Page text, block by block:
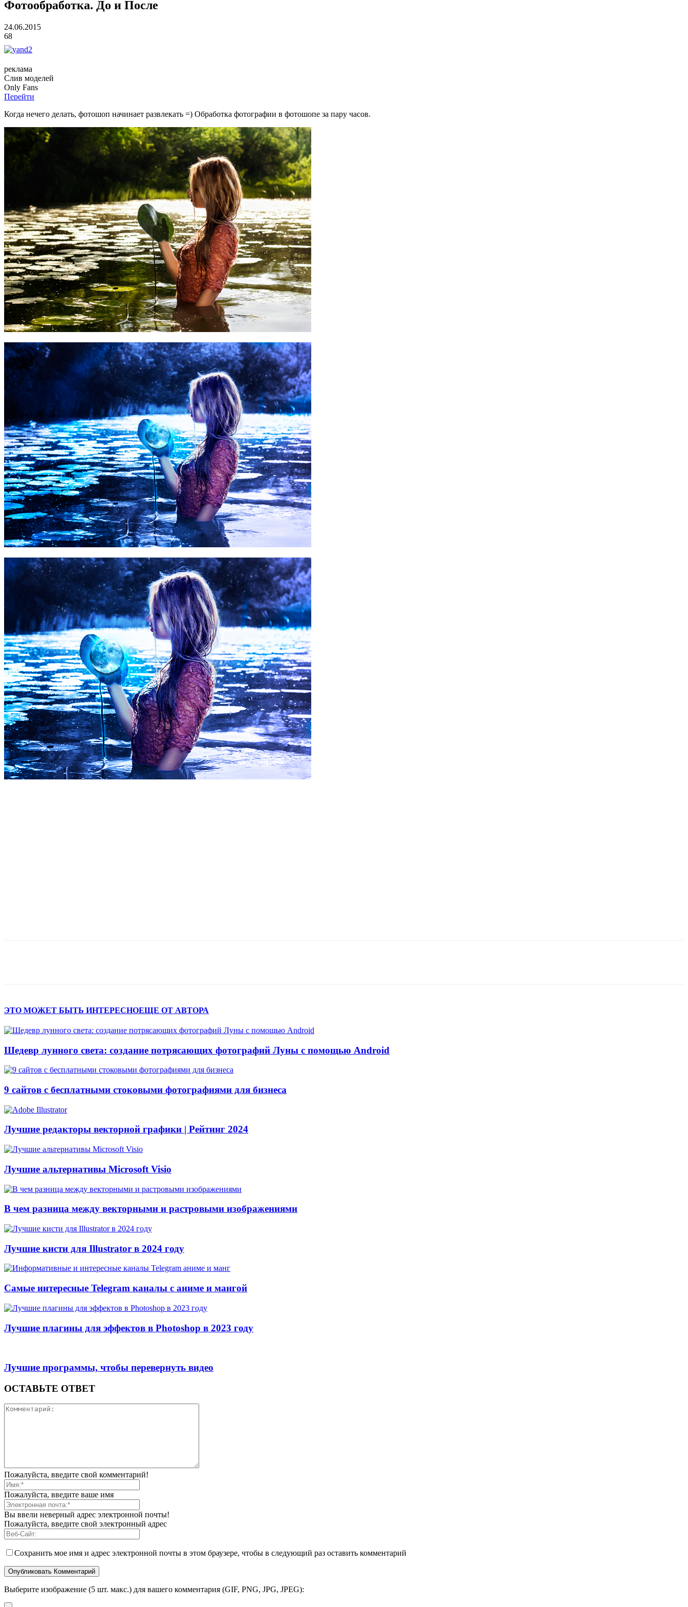
Фотообработка. До и После
24.06.2015
68
реклама
Слив моделей
Only Fans
Перейти
Когда нечего делать, фотошоп начинает развлекать =) Обработка фотографии в фотошопе за пару часов.
ЭТО МОЖЕТ БЫТЬ ИНТЕРЕСНОЕЩЕ ОТ АВТОРА
Шедевр лунного света: создание потрясающих фотографий Луны с помощью Android
9 сайтов с бесплатными стоковыми фотографиями для бизнеса
Лучшие редакторы векторной графики | Рейтинг 2024
Лучшие альтернативы Microsoft Visio
В чем разница между векторными и растровыми изображениями
Лучшие кисти для Illustrator в 2024 году
Самые интересные Telegram каналы с аниме и мангой
Лучшие плагины для эффектов в Photoshop в 2023 году
Лучшие программы, чтобы перевернуть видео
ОСТАВЬТЕ ОТВЕТ
Пожалуйста, введите свой комментарий!
Пожалуйста, введите ваше имя
Вы ввели неверный адрес электронной почты!
Пожалуйста, введите свой электронный адрес
Сохранить мое имя и адрес электронной почты в этом браузере, чтобы в следующий раз оставить комментарий
Выберите изображение (5 шт. макс.) для вашего комментария (GIF, PNG, JPG, JPEG):